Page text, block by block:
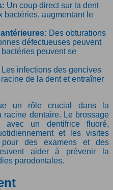
Un coup direct sur la dent
bactéries, augmentant le
Des obturations
défectueuses peuvent
peuvent se
Les infections des gencives
de la dent et entraîner
un rôle crucial dans la
dentaire. Le brossage
un dentifrice fluoré,
et les visites
des examens et des
aider à prévenir la
parodontales.